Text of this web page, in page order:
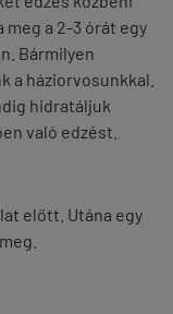
a 2-3 órát egy
Bármilyen
a háziorvosunkkal.
hidratáljuk
való edzést.
előtt. Utána egy